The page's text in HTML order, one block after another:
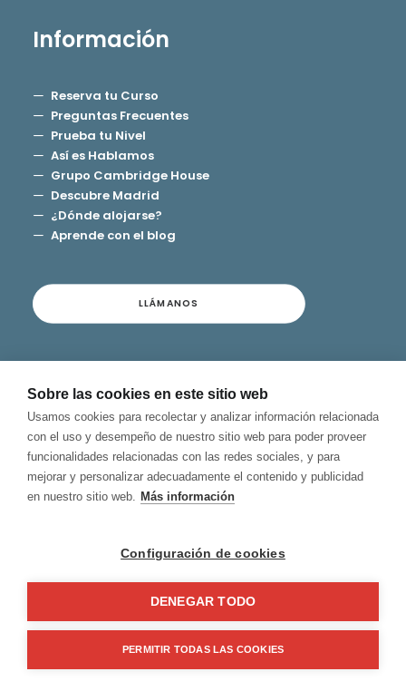
Información
Reserva tu Curso
Preguntas Frecuentes
Prueba tu Nivel
Así es Hablamos
Grupo Cambridge House
Descubre Madrid
¿Dónde alojarse?
Aprende con el blog
LLÁMANOS
Contacto
Términos y Condiciones
Privacidad y Aviso Legal
Política de Cookies
Canal de Denuncias
© 2026 Hablamos, Spanish School.
All rights reserved
Sobre las cookies en este sitio web
Usamos cookies para recolectar y analizar información relacionada
con el uso y desempeño de nuestro sitio web para poder proveer
funcionalidades relacionadas con las redes sociales, y para
mejorar y personalizar adecuadamente el contenido y publicidad
en nuestro sitio web. Más información
Configuración de cookies
DENEGAR TODO
PERMITIR TODAS LAS COOKIES